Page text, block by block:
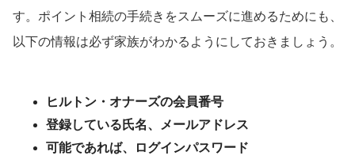
す。ポイント相続の手続きをスムーズに進めるためにも、
以下の情報は必ず家族がわかるようにしておきましょう。
ヒルトン・オナーズの会員番号
登録している氏名、メールアドレス
可能であれば、ログインパスワード